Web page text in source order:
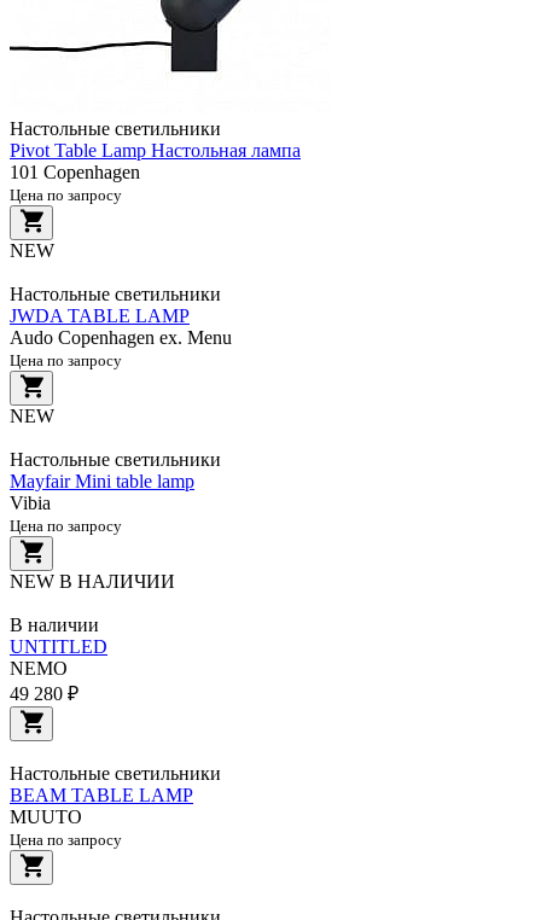
Настольные светильники
Pivot Table Lamp Настольная лампа
101 Copenhagen
Цена по запросу
NEW
Настольные светильники
JWDA TABLE LAMP
Audo Copenhagen ex. Menu
Цена по запросу
NEW
Настольные светильники
Mayfair Mini table lamp
Vibia
Цена по запросу
NEW В НАЛИЧИИ
В наличии
UNTITLED
NEMO
49 280 ₽
Настольные светильники
BEAM TABLE LAMP
MUUTO
Цена по запросу